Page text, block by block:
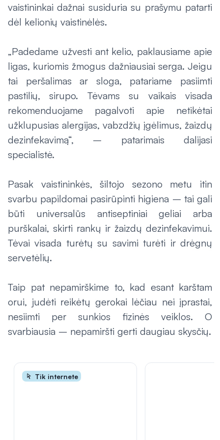
vaistininkai dažnai susiduria su prašymu patarti
dėl kelionių vaistinėlės.
„Padedame užvesti ant kelio, paklausiame apie
ligas, kuriomis žmogus dažniausiai serga. Jeigu
tai peršalimas ar sloga, patariame pasiimti
pastilių, sirupo. Tėvams su vaikais visada
rekomenduojame pagalvoti apie netikėtai
užklupusias alergijas, vabzdžių įgėlimus, žaizdų
dezinfekavimą“, – patarimais dalijasi
specialistė.
Pasak vaistininkės, šiltojo sezono metu itin
svarbu papildomai pasirūpinti higiena – tai gali
būti universalūs antiseptiniai geliai arba
purškalai, skirti rankų ir žaizdų dezinfekavimui.
Tėvai visada turėtų su savimi turėti ir drėgnų
servetėlių.
Taip pat nepamirškime to, kad esant karštam
orui, judėti reikėtų gerokai lėčiau nei įprastai,
nesiimti per sunkios fizinės veiklos. O
svarbiausia – nepamiršti gerti daugiau skysčių.
Tik internete